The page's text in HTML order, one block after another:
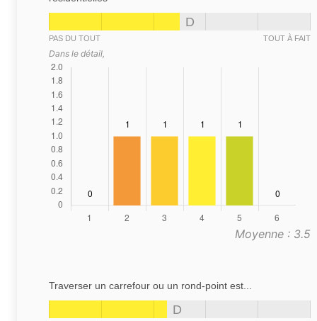
D
PAS DU TOUT TOUT À FAIT
Dans le détail,
Moyenne : 3.5
Traverser un carrefour ou un rond-point est...
D